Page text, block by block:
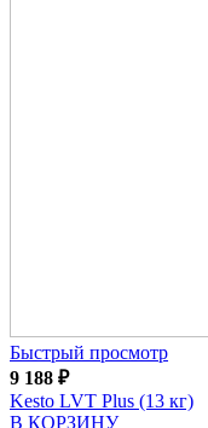
Быстрый просмотр
9 188 ₽
Kesto LVT Plus (13 кг)
В КОРЗИНУ